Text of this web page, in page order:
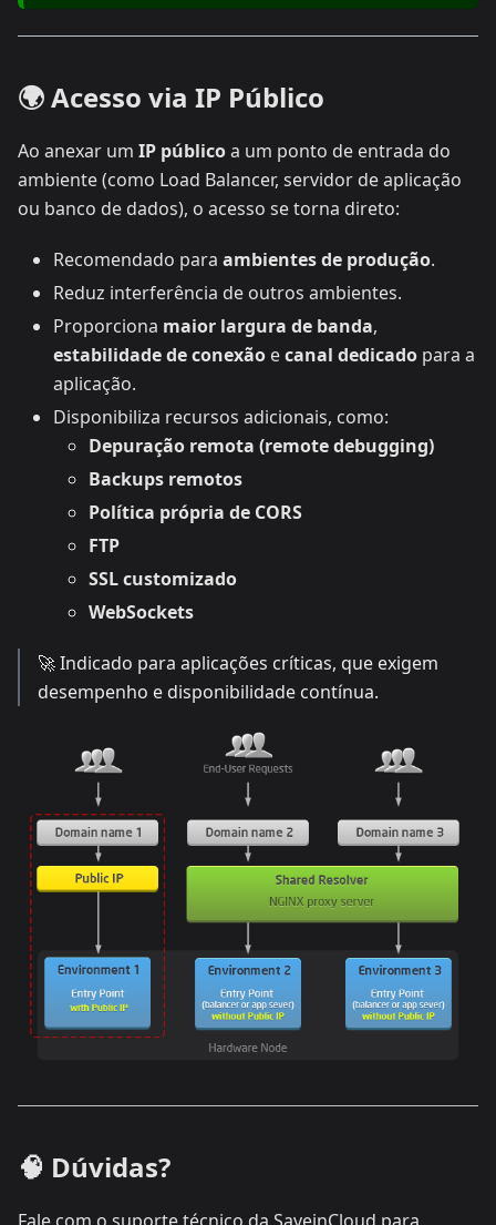
🌍 Acesso via IP Público
Ao anexar um IP públicoa um ponto de entrada do
ambiente (como Load Balancer, servidor de aplicação
ou banco de dados), o acesso se torna direto:
Recomendado para ambientes de produção.
Reduz interferência de outros ambientes.
Proporciona maior largura de banda,
estabilidade de conexão ecanal dedicado para a
aplicação.
Disponibiliza recursos adicionais, como:
Depuração remota (remote debugging)
Backups remotos
Política própria de CORS
FTP
SSL customizado
WebSockets
🚀 Indicado para aplicações críticas, que exigem
desempenho e disponibilidade contínua.
🧠 Dúvidas?